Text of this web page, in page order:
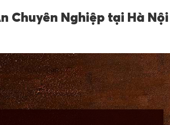
Chuyên Nghiệp tại Hà Nội